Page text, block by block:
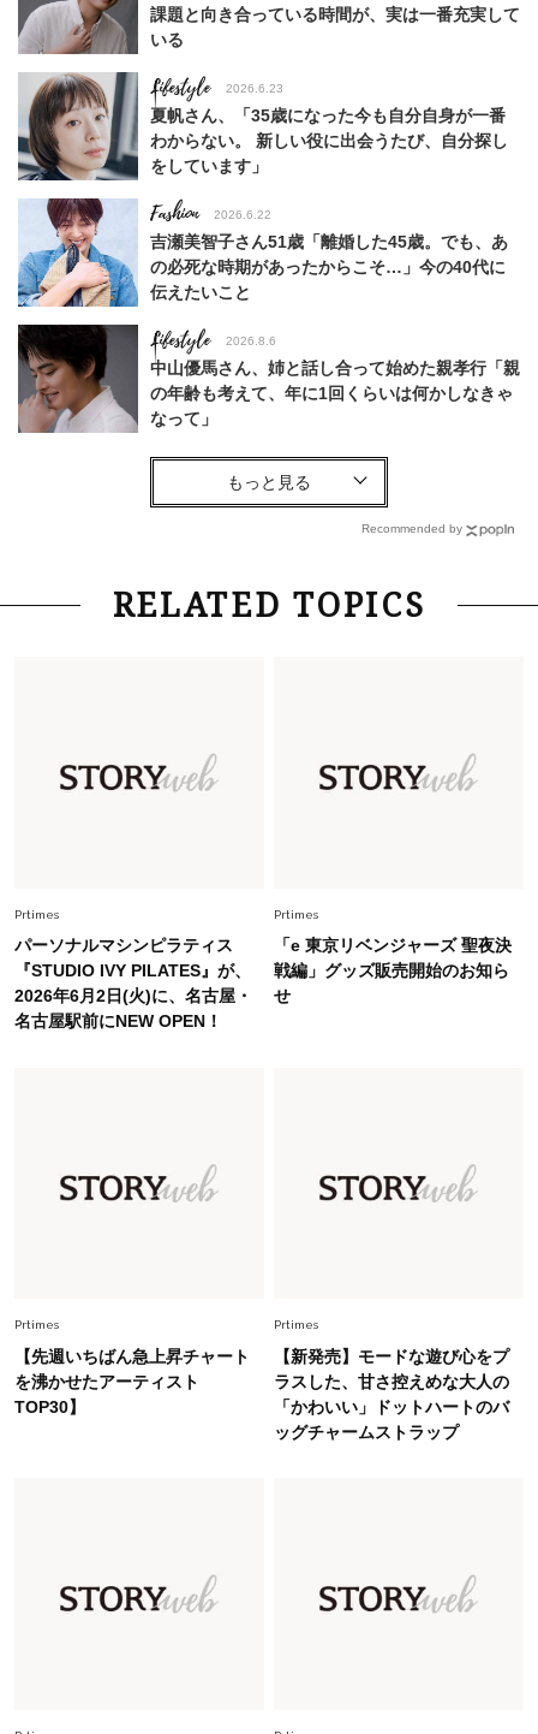
課題と向き合っている時間が、実は一番充実して
いる
Lifestyle 2026.6.23
夏帆さん、「35歳になった今も自分自身が一番
わからない。 新しい役に出会うたび、自分探し
をしています」
Fashion 2026.6.22
吉瀬美智子さん51歳「離婚した45歳。でも、あ
の必死な時期があったからこそ…」今の40代に
伝えたいこと
Lifestyle 2026.8.6
中山優馬さん、姉と話し合って始めた親孝行「親
の年齢も考えて、年に1回くらいは何かしなきゃ
なって」
Lifestyle
「お若いですね」は褒め言葉？“若い＝美しい”と
Lifestyle 2026.8.6
26年夏の【開運アクション】は”ひと拭き”習
幸福感”に目が向いた」ライフスタイルも、服も
Fashion 2026.7.16
白黒でもこんなに華やぐ！40代、夏の「甘めト
ップス×パンツ」コーデ〈3選〉
Fashion 2026.8.5
オシャレ40代の【ワンピ＆オールインワン】最
旬着こなし3選。地味見え回避のコツは「バッグ
Fashion 2026.7.25
Recommended by
RELATED TOPICS
Prtimes
パーソナルマシンピラティス
『STUDIO IVY PILATES』が、
2026年6月2日(火)に、名古屋・
名古屋駅前にNEW OPEN！
Prtimes
「e 東京リベンジャーズ 聖夜決
戦編」グッズ販売開始のお知ら
せ
Prtimes
【先週いちばん急上昇チャート
を沸かせたアーティスト
TOP30】
Prtimes
【新発売】モードな遊び心をプ
ラスした、甘さ控えめな大人の
「かわいい」ドットハートのバ
ッグチャームストラップ